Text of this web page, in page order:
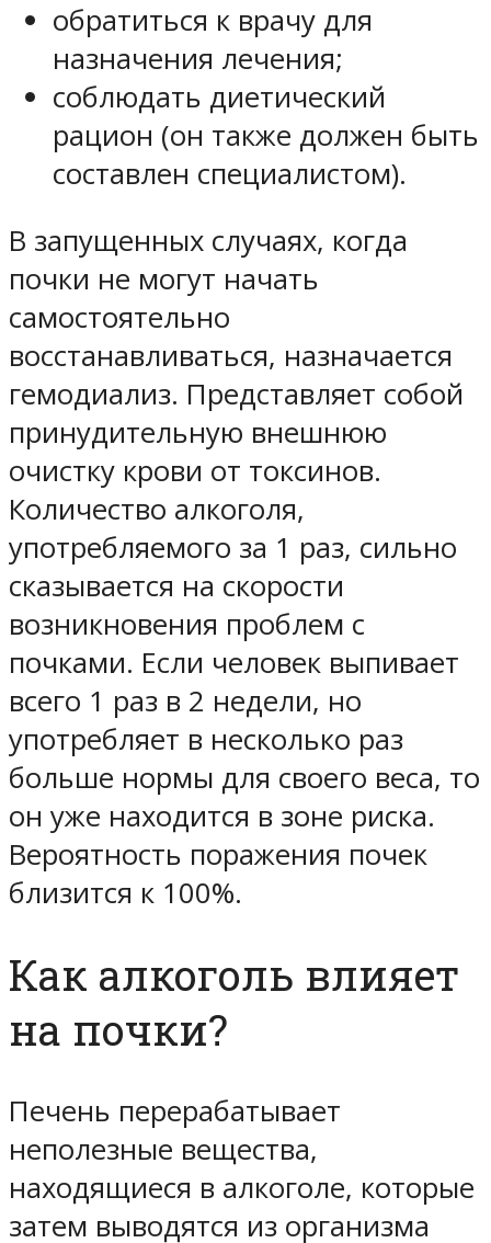
обратиться к врачу для
назначения лечения;
соблюдать диетический
рацион (он также должен быть
составлен специалистом).
В запущенных случаях, когда
почки не могут начать
самостоятельно
восстанавливаться, назначается
гемодиализ. Представляет собой
принудительную внешнюю
очистку крови от токсинов.
Количество алкоголя,
употребляемого за 1 раз, сильно
сказывается на скорости
возникновения проблем с
почками. Если человек выпивает
всего 1 раз в 2 недели, но
употребляет в несколько раз
больше нормы для своего веса, то
он уже находится в зоне риска.
Вероятность поражения почек
близится к 100%.
Как алкоголь влияет
на почки?
Печень перерабатывает
неполезные вещества,
находящиеся в алкоголе, которые
затем выводятся из организма